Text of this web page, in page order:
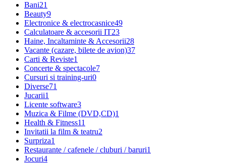
Bani21
Beauty9
Electronice & electrocasnice49
Calculatoare & accesorii IT23
Haine, Incaltaminte & Accesorii28
Vacante (cazare, bilete de avion)37
Carti & Reviste1
Concerte & spectacole7
Cursuri si training-uri0
Diverse71
Jucarii1
Licente software3
Muzica & Filme (DVD,CD)1
Health & Fitness11
Invitatii la film & teatru2
Surpriza1
Restaurante / cafenele / cluburi / baruri1
Jocuri4